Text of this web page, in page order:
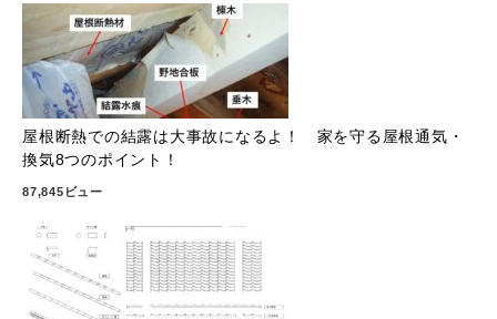
屋根断熱での結露は大事故になるよ！ 家を守る屋根通気・
換気8つのポイント！
87,845ビュー